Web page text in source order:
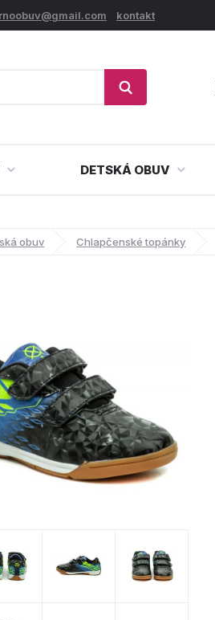
kontakt
DETSKÁ OBUV
obuv Chlapčenské topánky